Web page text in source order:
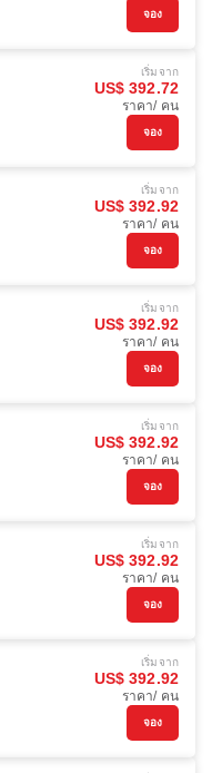
จอง
เริ่มจาก
US$ 392.72
ราคา/ คน
จอง
เริ่มจาก
US$ 392.92
ราคา/ คน
จอง
เริ่มจาก
US$ 392.92
ราคา/ คน
จอง
เริ่มจาก
US$ 392.92
ราคา/ คน
จอง
เริ่มจาก
US$ 392.92
ราคา/ คน
จอง
เริ่มจาก
US$ 392.92
ราคา/ คน
จอง